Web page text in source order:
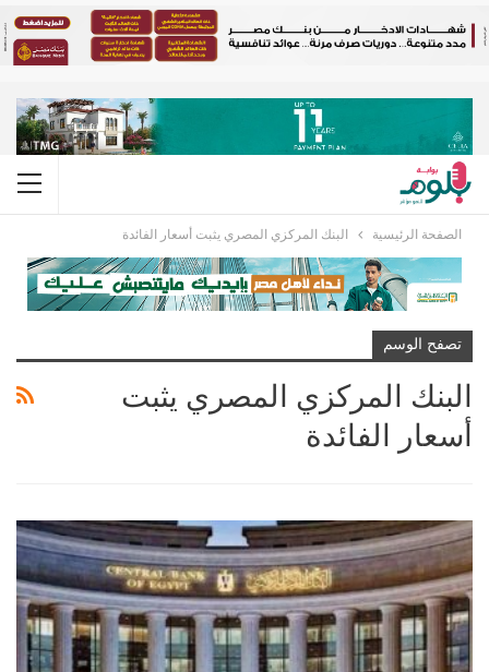
الصفحة الرئيسية البنك المركزي المصري يثبت أسعار الفائدة
تصفح الوسم
البنك المركزي المصري يثبت
أسعار الفائدة